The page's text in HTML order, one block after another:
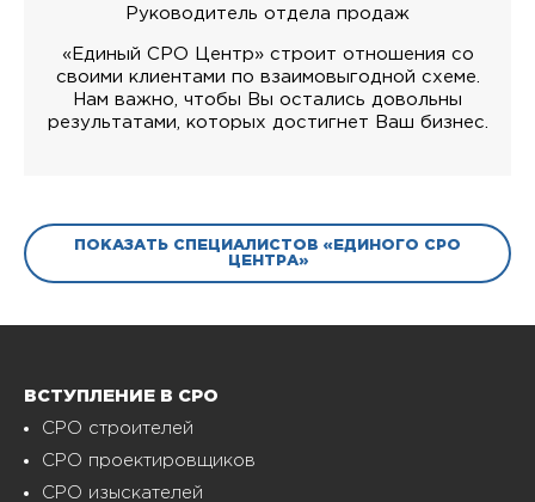
Руководитель отдела продаж
«Единый СРО Центр» строит отношения со
своими клиентами по взаимовыгодной схеме.
Нам важно, чтобы Вы остались довольны
результатами, которых достигнет Ваш бизнес.
ПОКАЗАТЬ СПЕЦИАЛИСТОВ «ЕДИНОГО СРО
ЦЕНТРА»
ВСТУПЛЕНИЕ В СРО
СРО строителей
СРО проектировщиков
СРО изыскателей